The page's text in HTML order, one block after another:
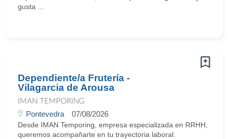
gusta ...
Dependiente/a Frutería -
Vilagarcia de Arousa
IMAN TEMPORING
Pontevedra 07/08/2026
Desde IMAN Temporing, empresa especializada en RRHH,
queremos acompañarte en tu trayectoria laboral.